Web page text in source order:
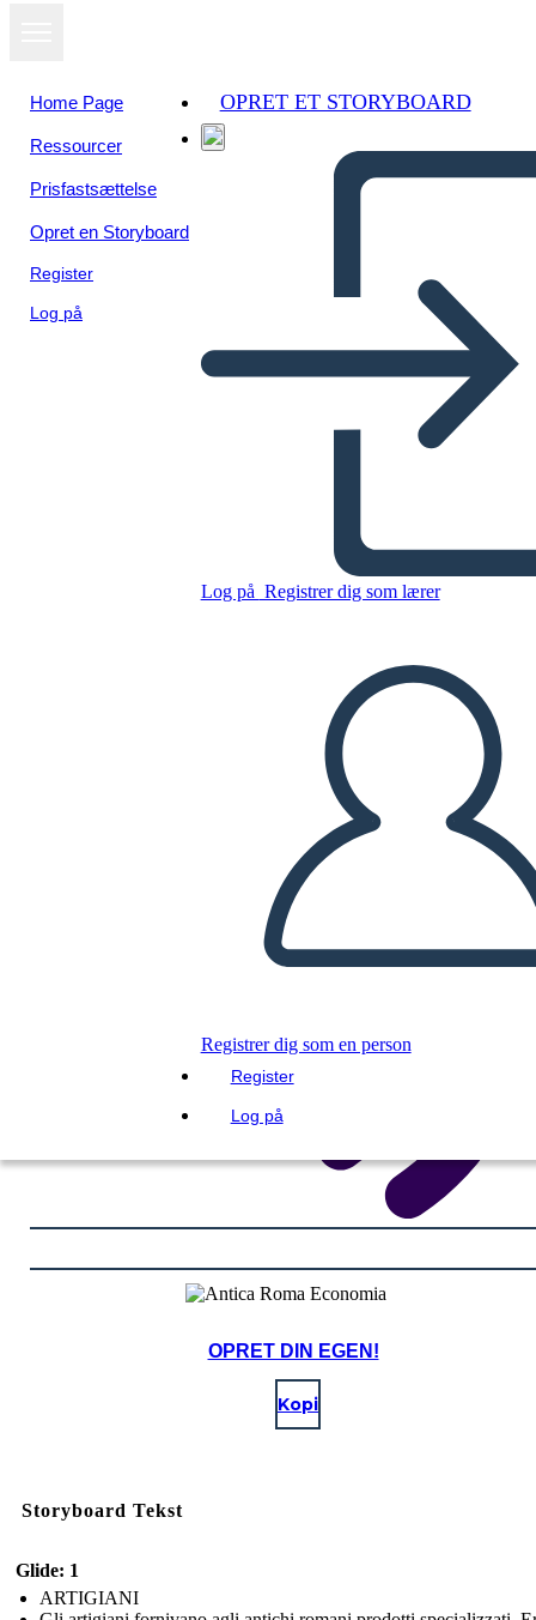
Home Page
Ressourcer
Prisfastsættelse
Opret en Storyboard
Register
Log på
OPRET ET STORYBOARD
Log på Registrer dig som lærer
Registrer dig som en person
Register
Log på
Kopier dette storyboard
AFSPIL DIASSHOW
LÆS FOR MIG
OPRET DIN EGEN!
Kopi
Storyboard Tekst
Glide: 1
ARTIGIANI